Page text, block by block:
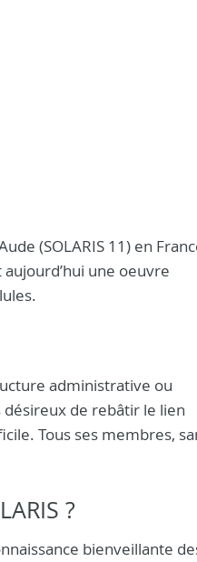
(SOLARIS 11) en
une oeuvre
administrative ou
désireux de rebâtir le lien
Tous ses membres,
?
bienveillante